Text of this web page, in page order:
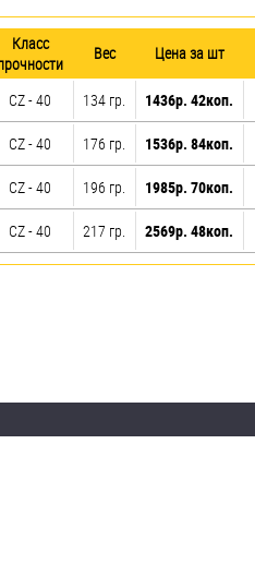
Класс
Вес Цена за шт
CZ - 40 134 гр. 1436р. 42коп.
CZ - 40 176 гр. 1536р. 84коп.
CZ - 40 196 гр. 1985р. 70коп.
CZ - 40 217 гр. 2569р. 48коп.